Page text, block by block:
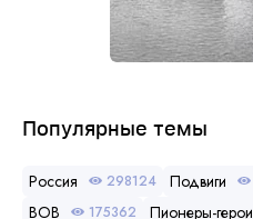
Популярные темы
Россия 298124 Подвиги
ВОВ 175362 Пионеры-герои